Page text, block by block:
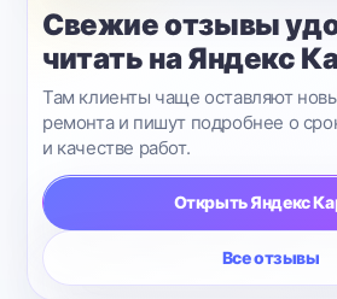
Свежие отзывы
читать на Яндекс
Там клиенты чаще оставляют
ремонта и пишут подробнее о
и качестве работ.
Открыть Яндекс
Все отзывы